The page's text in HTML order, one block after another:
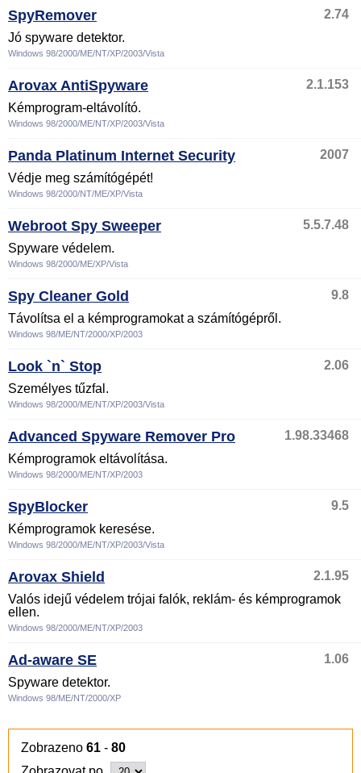
SpyRemover
2.74
Jó spyware detektor.
Windows 98/2000/ME/NT/XP/2003/Vista
Arovax AntiSpyware
2.1.153
Kémprogram-eltávolító.
Windows 98/2000/ME/NT/XP/2003/Vista
Panda Platinum Internet Security
2007
Védje meg számítógépét!
Windows 98/2000/NT/ME/XP/Vista
Webroot Spy Sweeper
5.5.7.48
Spyware védelem.
Windows 98/2000/ME/XP/Vista
Spy Cleaner Gold
9.8
Távolítsa el a kémprogramokat a számítógépről.
Windows 98/ME/NT/2000/XP/2003
Look `n` Stop
2.06
Személyes tűzfal.
Windows 98/2000/ME/NT/XP/2003/Vista
Advanced Spyware Remover Pro
1.98.33468
Kémprogramok eltávolítása.
Windows 98/2000/ME/NT/XP/2003
SpyBlocker
9.5
Kémprogramok keresése.
Windows 98/2000/ME/NT/XP/2003/Vista
Arovax Shield
2.1.95
Valós idejű védelem trójai falók, reklám- és kémprogramok
ellen.
Windows 98/2000/ME/NT/XP/2003
Ad-aware SE
1.06
Spyware detektor.
Windows 98/ME/NT/2000/XP
Zobrazeno 61 - 80